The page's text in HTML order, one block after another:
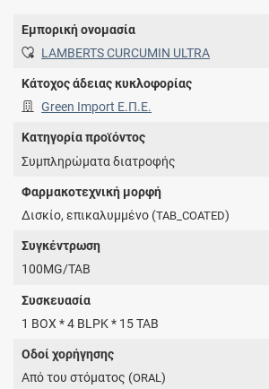
Εμπορική ονομασία
LAMBERTS CURCUMIN ULTRA
Κάτοχος άδειας κυκλοφορίας
Green Import Ε.Π.Ε.
Κατηγορία προϊόντος
Συμπληρώματα διατροφής
Φαρμακοτεχνική μορφή
Δισκίο, επικαλυμμένο (TAB_COATED)
Συγκέντρωση
100MG/TAB
Συσκευασία
1 BOX * 4 BLPK * 15 TAB
Οδοί χορήγησης
Από του στόματος (ORAL)